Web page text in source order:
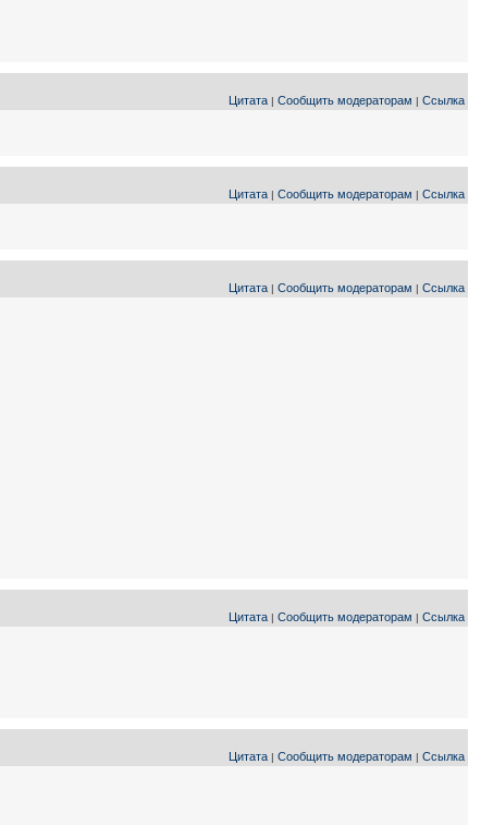
Цитата | Сообщить модераторам | Ссылка
Цитата | Сообщить модераторам | Ссылка
Цитата | Сообщить модераторам | Ссылка
Цитата | Сообщить модераторам | Ссылка
Цитата | Сообщить модераторам | Ссылка